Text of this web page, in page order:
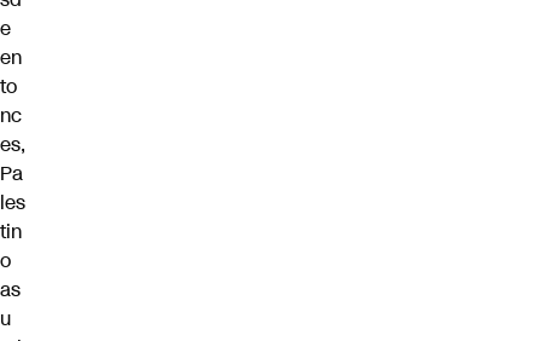
e
en
to
nc
es,
Pa
les
tin
o
as
u